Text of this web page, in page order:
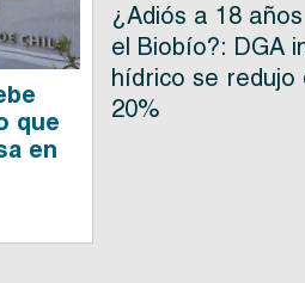
que
en
¿Adiós a 18
el Biobío?: DGA
hídrico se redujo
20%